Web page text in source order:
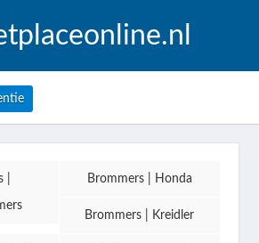
| Brommers | Honda
Brommers | Kreidler